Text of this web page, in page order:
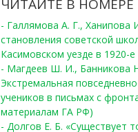
ЧИТАЙТЕ В НОМЕРЕ
- Галлямова А. Г.,
становления советской
Касимовском уезде в 1920-е
- Магдеев Ш. И., Банникова
Экстремальная
учеников в письмах с
материалам ГА РФ)
- Долгов Е. Б. «Существует